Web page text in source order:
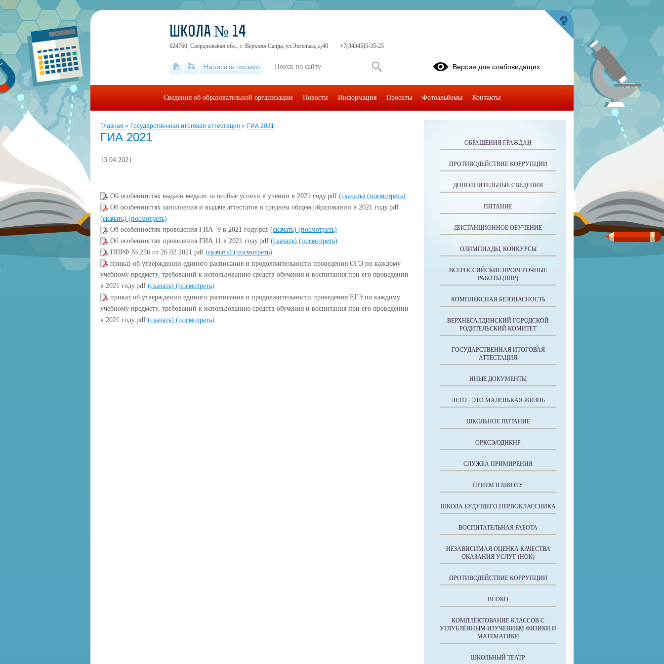
Главная » Государственная итоговая аттестация » ГИА 2021
ГИА 2021
13.04.2021
Об особенностях выдачи медали за особые успехи в учении в 2021 году.pdf (скачать) (посмотреть)
Об особенностях заполнения и выдаче аттестатов о среднем общем образовании в 2021 году.pdf
(скачать) (посмотреть)
Об особенностях проведения ГИА -9 в 2021 году.pdf (скачать) (посмотреть)
Об особенностях проведения ГИА 11 в 2021 году.pdf (скачать) (посмотреть)
ППРФ № 256 от 26.02.2021.pdf (скачать) (посмотреть)
приказ об утверждении единого расписания и продолжительности проведения ОГЭ по каждому
учебному предмету, требований к использованию средств обучения и воспитания при его проведении
в 2021 году.pdf (скачать) (посмотреть)
приказ об утверждении единого расписания и продолжительности проведения ЕГЭ по каждому
учебному предмету, требований к использованию средств обучения и воспитания при его проведении
в 2021 году.pdf (скачать) (посмотреть)
ОБРАЩЕНИЯ ГРАЖДАН
ПРОТИВОДЕЙСТВИЕ КОРРУПЦИИ
ДОПОЛНИТЕЛЬНЫЕ СВЕДЕНИЯ
ПИТАНИЕ
ДИСТАНЦИОННОЕ ОБУЧЕНИЕ
ОЛИМПИАДЫ, КОНКУРСЫ
ВСЕРОССИЙСКИЕ ПРОВЕРОЧНЫЕ
РАБОТЫ (ВПР)
КОМПЛЕКСНАЯ БЕЗОПАСНОСТЬ
ВЕРХНЕСАЛДИНСКИЙ ГОРОДСКОЙ
РОДИТЕЛЬСКИЙ КОМИТЕТ
ГОСУДАРСТВЕННАЯ ИТОГОВАЯ
АТТЕСТАЦИЯ
ИНЫЕ ДОКУМЕНТЫ
ЛЕТО - ЭТО МАЛЕНЬКАЯ ЖИЗНЬ
ШКОЛЬНОЕ ПИТАНИЕ
ОРКСЭ/ОДНКНР
СЛУЖБА ПРИМИРЕНИЯ
ПРИЕМ В ШКОЛУ
ШКОЛА БУДУЩЕГО ПЕРВОКЛАССНИКА
ВОСПИТАТЕЛЬНАЯ РАБОТА
НЕЗАВИСИМАЯ ОЦЕНКА КАЧЕСТВА
ОКАЗАНИЯ УСЛУГ (НОК)
ПРОТИВОДЕЙСТВИЕ КОРРУПЦИИ
ВСОКО
КОМПЛЕКТОВАНИЕ КЛАССОВ С
УГЛУБЛЁННЫМ ИЗУЧЕНИЕМ ФИЗИКИ И
МАТЕМАТИКИ
ШКОЛЬНЫЙ ТЕАТР
ШКОЛА № 14
624760, Свердловская обл., г. Верхняя Салда, ул.Энгельса, д.40 +7(34345)5-35-25
Написать письмо Версия для слабовидящих
Сведения об образовательной организации Новости Информация Проекты Фотоальбомы Контакты